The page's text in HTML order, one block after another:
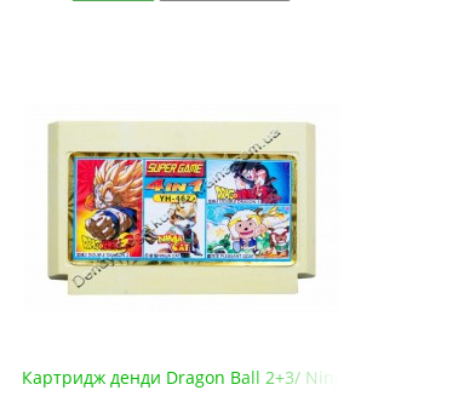
3/ Plants Zombies/ The Postman
Картридж денди Dragon Ball 2+3/ Ninja Cat/ Pleasant